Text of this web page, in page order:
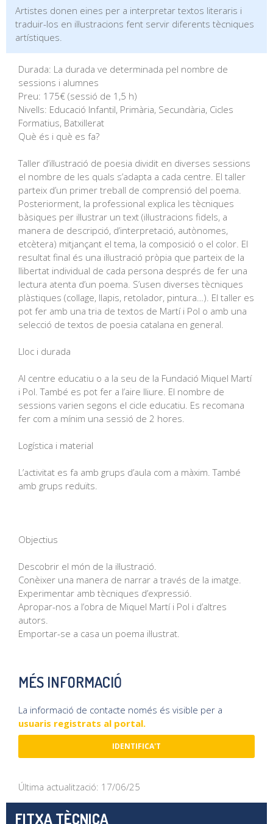
Artistes donen eines per a interpretar textos literaris i
traduir-los en il·lustracions fent servir diferents tècniques
artístiques.
Durada: La durada ve determinada pel nombre de
sessions i alumnes
Preu: 175€ (sessió de 1,5 h)
Nivells: Educació Infantil, Primària, Secundària, Cicles
Formatius, Batxillerat
Què és i què es fa?
Taller d’il·lustració de poesia dividit en diverses sessions
el nombre de les quals s’adapta a cada centre. El taller
parteix d’un primer treball de comprensió del poema.
Posteriorment, la professional explica les tècniques
bàsiques per il·lustrar un text (il·lustracions fidels, a
manera de descripció, d’interpretació, autònomes,
etcètera) mitjançant el tema, la composició o el color. El
resultat final és una il·lustració pròpia que parteix de la
llibertat individual de cada persona després de fer una
lectura atenta d’un poema. S’usen diverses tècniques
plàstiques (collage, llapis, retolador, pintura…). El taller es
pot fer amb una tria de textos de Martí i Pol o amb una
selecció de textos de poesia catalana en general.
Lloc i durada
Al centre educatiu o a la seu de la Fundació Miquel Martí
i Pol. També es pot fer a l’aire lliure. El nombre de
sessions varien segons el cicle educatiu. Es recomana
fer com a mínim una sessió de 2 hores.
Logística i material
L’activitat es fa amb grups d’aula com a màxim. També
amb grups reduïts.
Objectius
Descobrir el món de la il·lustració.
Conèixer una manera de narrar a través de la imatge.
Experimentar amb tècniques d’expressió.
Apropar-nos a l’obra de Miquel Martí i Pol i d’altres
autors.
Emportar-se a casa un poema il·lustrat.
MÉS INFORMACIÓ
La informació de contacte només és visible per a
usuaris registrats al portal.
IDENTIFICA'T
Última actualització: 17/06/25
FITXA TÈCNICA